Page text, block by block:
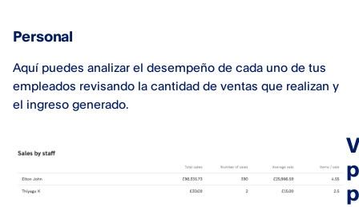
Personal
Aquí puedes analizar el desempeño de cada uno de tus
empleados revisando la cantidad de ventas que realizan y
el ingreso generado.